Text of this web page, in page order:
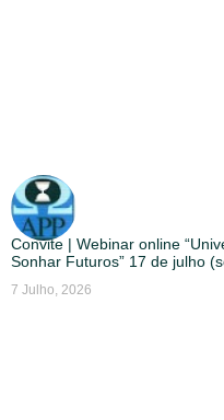
Convite | Webinar online
Sonhar Futuros” 17 de julho
7 Julho, 2026